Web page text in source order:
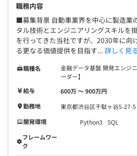
【チーム開発体制】
案件にもよりますが、一つのチーム
～5名程度。
当社の社員だけで構成されたチーム
員と協働し、研究開発などを行う部
さまざまな人とのつながりを持つこ
す。
当社のリーダークラスの方と共に仕
キャッチアップを続けていくことが
職務内容
■募集背景 自動車業界を中心に製造業
タル技術とエンジニアリングスキルを
を行ってきた当社ですが、2030年に向
る更なる価値提供を目指す... 詳しく見る
職種名
金融データ基盤 開発エンジ
ーダー】
給与
600万 〜 900万円
勤務地
東京都渋谷区千駄ヶ谷5-27-
開発環境
Python3
SQL
フレームワー
ク